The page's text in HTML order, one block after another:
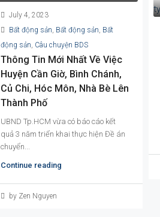
July 4, 2023
Bất động sản Bất động sản Bất
động sản Câu chuyện BDS
Thông Tin Mới Nhất Về Việc
Huyện Cần Giờ, Bình Chánh,
Củ Chi, Hóc Môn, Nhà Bè Lên
Thành Phố
UBND Tp.HCM vừa có báo cáo kết
quả 3 năm triển khai thực hiện Đề án
chuyển...
Continue reading
by Zen Nguyen